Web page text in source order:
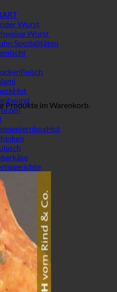
Produkte im Warenkorb.
Wurst
Wurst
Spezialitäten